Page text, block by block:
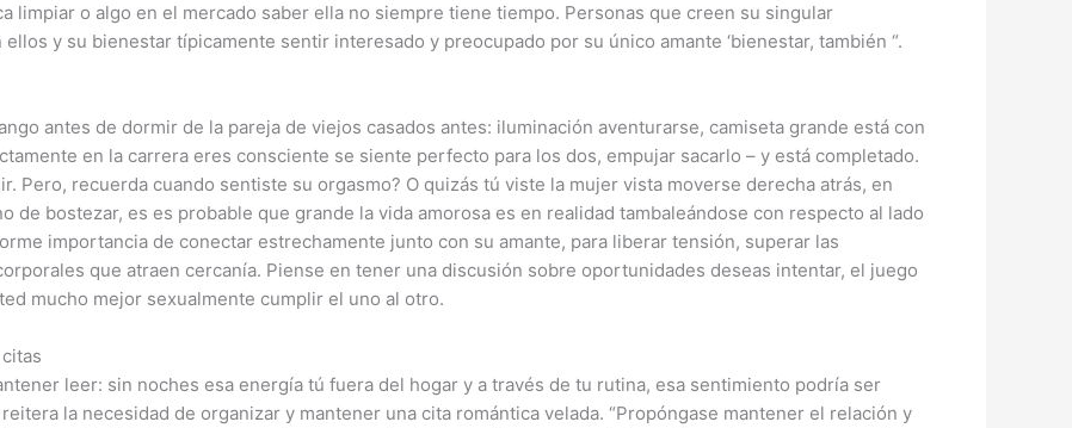
limpiar o algo en el mercado saber ella no siempre tiene tiempo. Personas que creen su singular
y su bienestar típicamente sentir interesado y preocupado por su único amante ‘bienestar, también “.
antes de dormir de la pareja de viejos casados ​​antes: iluminación aventurarse, camiseta grande está con
en la carrera eres consciente se siente perfecto para los dos, empujar sacarlo – y está completado.
Pero, recuerda cuando sentiste su orgasmo? O quizás tú viste la mujer vista moverse derecha atrás, en
de bostezar, es es probable que grande la vida amorosa es en realidad tambaleándose con respecto al lado
importancia de conectar estrechamente junto con su amante, para liberar tensión, superar las
que atraen cercanía. Piense en tener una discusión sobre oportunidades deseas intentar, el juego
mucho mejor sexualmente cumplir el uno al otro.
leer: sin noches esa energía tú fuera del hogar y a través de tu rutina, esa sentimiento podría ser
la necesidad de organizar y mantener una cita romántica velada. “Propóngase mantener el relación y